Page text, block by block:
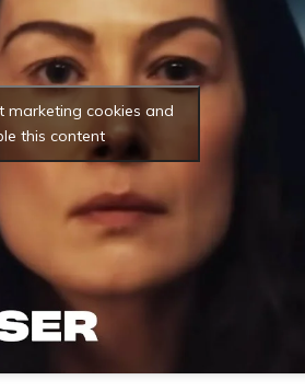
marketing cookies and
this content